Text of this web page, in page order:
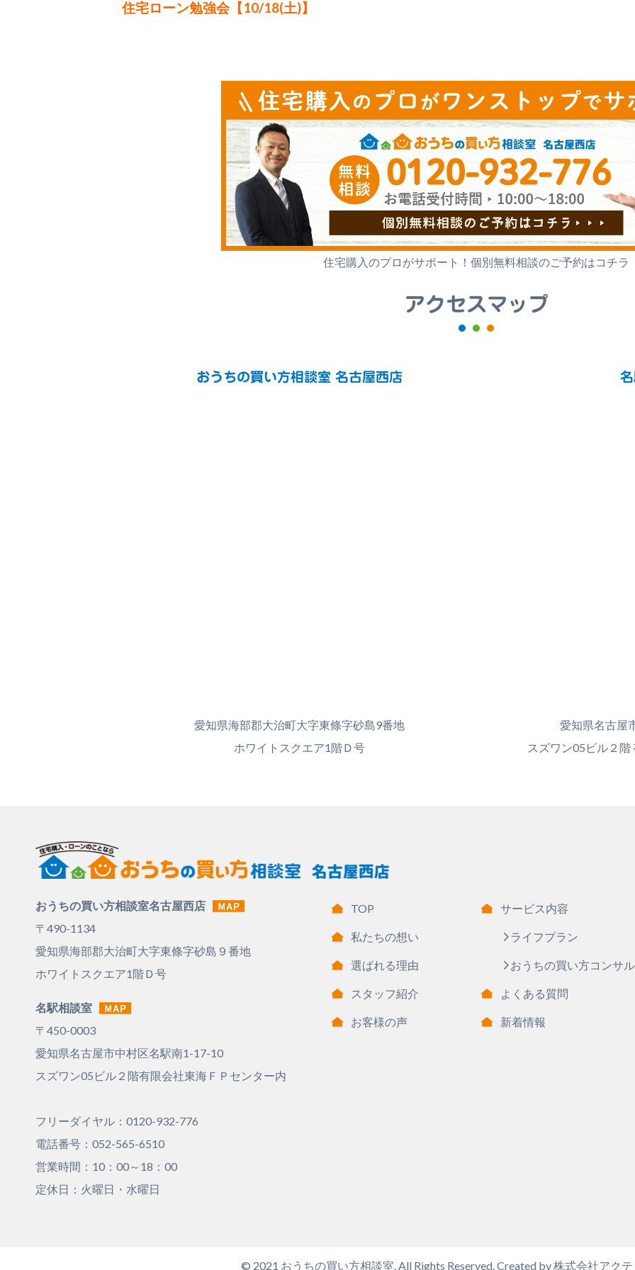
住宅ローン勉強会【10/18(土)】
住宅購入のプロがサポート！ 個別無料相談のご予約はコチラ
アクセスマップ
おうちの買い方相談室 名古屋西店
愛知県海部郡大治町大字東條字砂島9番地
ホワイトスクエア1階Ｄ号
愛知県名古屋
スズワン05ビル２
おうちの買い方相談室名古屋西店
〒490-1134
愛知県海部郡大治町大字東條字砂島９番地
ホワイトスクエア1階Ｄ号
名駅相談室
〒450-0003
愛知県名古屋市中村区名駅南1-17-10
スズワン05ビル２階有限会社東海ＦＰセンター内
フリーダイヤル：0120-932-776
電話番号：052-565-6510
営業時間：10：00～18：00
定休日：火曜日・水曜日
TOP
私たちの想い
選ばれる理由
スタッフ紹介
お客様の声
サービス内容
ライフプラン
おうちの買い方コンサ
よくある質問
新着情報
© 2021 おうちの買い方相談室. All Rights Reserved. Created by株式会社アク